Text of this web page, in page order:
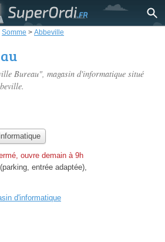
Somme > Abbeville
Bureau", magasin d'informatique situé
ouvre demain à 9h
(parking, entrée adaptée),
d'informatique